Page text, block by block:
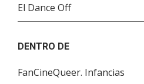
El Dance Off
DENTRO DE
FanCineQueer. Infancias